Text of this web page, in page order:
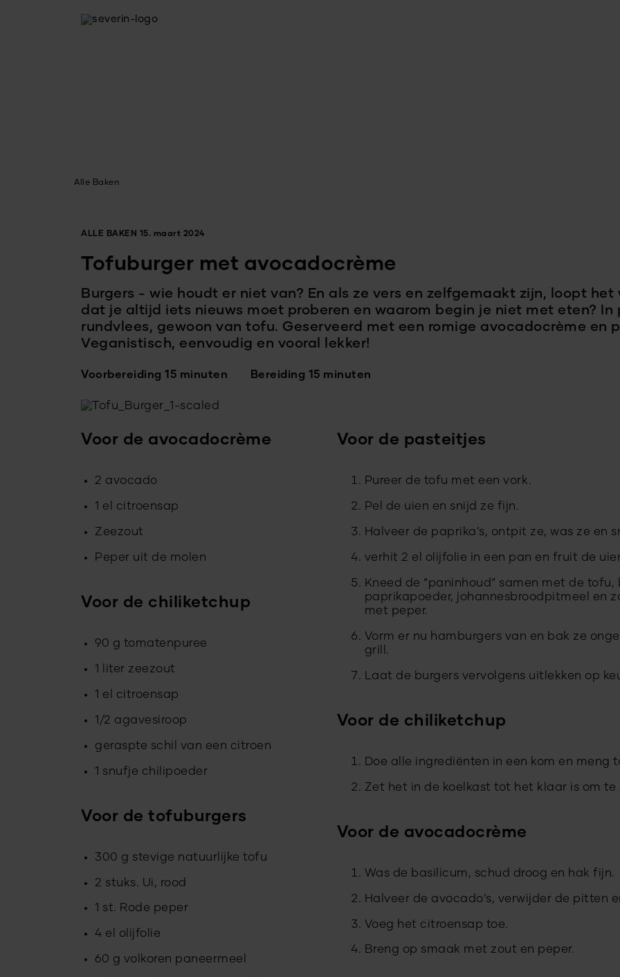
Alle Baken
ALLE BAKEN 15. maart 2024
Tofuburger met avocadocrème
Burgers - wie houdt er niet van? En als ze vers en zelfgemaakt zijn, loopt
dat je altijd iets nieuws moet proberen en waarom begin je niet met eten?
rundvlees, gewoon van tofu. Geserveerd met een romige avocadocrème en
Veganistisch, eenvoudig en vooral lekker!
Voorbereiding 15 minuten Bereiding 15 minuten
Voor de avocadocrème
2 avocado
1 el citroensap
Zeezout
Peper uit de molen
Voor de chiliketchup
90 g tomatenpuree
1 liter zeezout
1 el citroensap
1/2 agavesiroop
geraspte schil van een citroen
1 snufje chilipoeder
Voor de tofuburgers
300 g stevige natuurlijke tofu
2 stuks. Ui, rood
1 st. Rode peper
4 el olijfolie
60 g volkoren paneermeel
Voor de pasteitjes
Pureer de tofu met een vork.
Pel de uien en snijd ze fijn.
Halveer de paprika’s, ontpit ze, was ze en
verhit 2 el olijfolie in een pan en fruit de
Kneed de “paninhoud” samen met de
paprikapoeder, johannesbroodpitmeel en
met peper.
Vorm er nu hamburgers van en bak ze
grill.
Laat de burgers vervolgens uitlekken op
Voor de chiliketchup
Doe alle ingrediënten in een kom en meng
Zet het in de koelkast tot het klaar is om te
Voor de avocadocrème
Was de basilicum, schud droog en hak fijn.
Halveer de avocado’s, verwijder de pitten
Voeg het citroensap toe.
Breng op smaak met zout en peper.